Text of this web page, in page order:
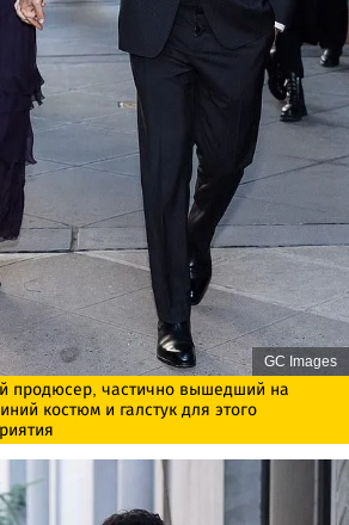
GC Images
продюсер, частично вышедший на
костюм и галстук для этого